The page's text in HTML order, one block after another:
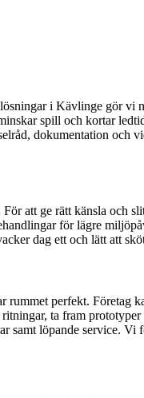
i Kävlinge gör vi
spill och kortar
dokumentation och
att ge rätt känsla och
för lägre
dag ett och lätt att
perfekt. Företag
ta fram
samt löpande service.